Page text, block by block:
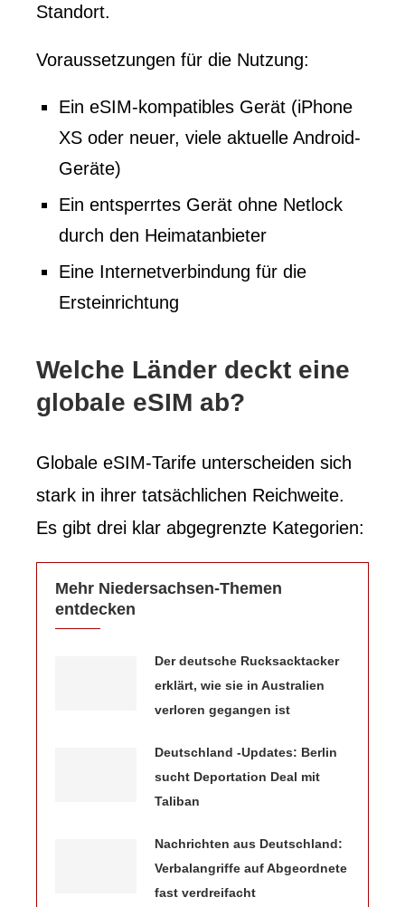
Standort.
Voraussetzungen für die Nutzung:
Ein eSIM-kompatibles Gerät (iPhone
XS oder neuer, viele aktuelle Android-
Geräte)
Ein entsperrtes Gerät ohne Netlock
durch den Heimatanbieter
Eine Internetverbindung für die
Ersteinrichtung
Welche Länder deckt eine
globale eSIM ab?
Globale eSIM-Tarife unterscheiden sich
stark in ihrer tatsächlichen Reichweite.
Es gibt drei klar abgegrenzte Kategorien:
Mehr Niedersachsen-Themen
entdecken
Der deutsche Rucksacktacker
erklärt, wie sie in Australien
verloren gegangen ist
Deutschland -Updates: Berlin
sucht Deportation Deal mit
Taliban
Nachrichten aus Deutschland:
Verbalangriffe auf Abgeordnete
fast verdreifacht